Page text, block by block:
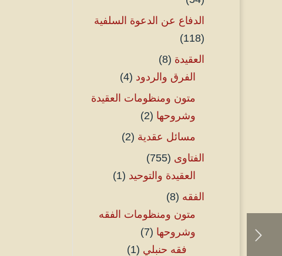
الدفاع عن الدعوة السلفية
(118)
العقيدة (8)
الفرق والردود (4)
متون ومنظومات العقيدة
وشروحها (2)
مسائل عقدية (2)
الفتاوى (755)
العقيدة والتوحيد (1)
الفقه (8)
متون ومنظومات الفقه
وشروحها (7)
فقه حنبلي (1)